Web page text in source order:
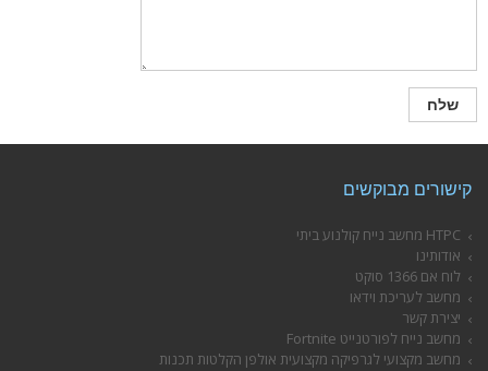
קישורים מבוקשים
HTPC מחשב נייח קולנוע ביתי
אודותינו
לוח אם 1366 סוקט
מחשב לעריכת וידאו
יצירת קשר
מחשב נייח לפורטנייט Fortnite
מחשב מקצועי לגרפיקה מקצועית אולפן הקלטות תכנות